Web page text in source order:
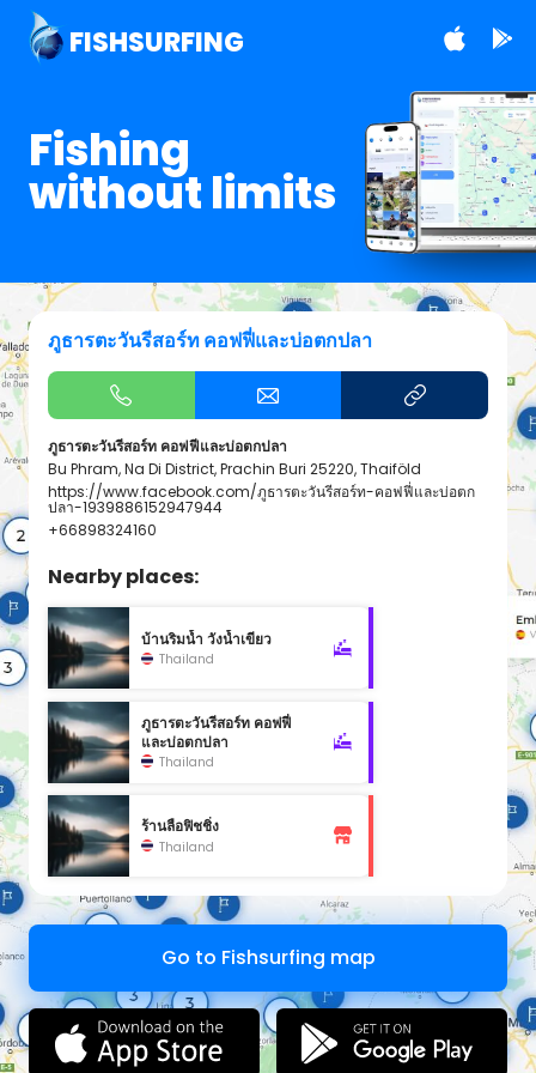
FISHSURFING
Fishing
without limits
ภูธารตะวันรีสอร์ท คอฟฟี่และบ่อตกปลา
ภูธารตะวันรีสอร์ท คอฟฟี่และบ่อตกปลา
Bu Phram, Na Di District, Prachin Buri 25220, Thaiföld
https://www.facebook.com/ภูธารตะวันรีสอร์ท-คอฟฟี่และบ่อตก
ปลา-1939886152947944
+66898324160
Nearby places:
บ้านริมน้ำ วังน้ำเขียว
Thailand
ภูธารตะวันรีสอร์ท คอฟฟี่
และบ่อตกปลา
Thailand
ร้านลือฟิชชิ่ง
Thailand
Go to Fishsurfing map